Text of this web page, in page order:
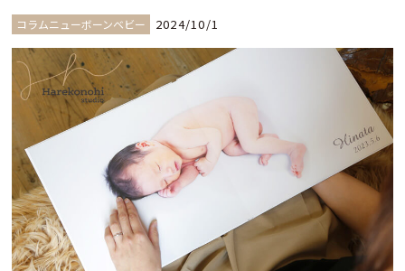
コラムニューボーンベビー 2024/10/1